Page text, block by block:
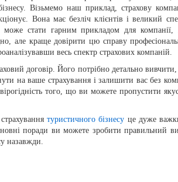
Візьмемо наш приклад, страхову
Вона має безліч клієнтів і великий
може стати гарним прикладом для
але краще довірити цю справу
весь спектр страхових компаній.
договір. Його потрібно детально
на ваше страхування і залишити вас без
того, що ви можете пропустити
туристичного бізнесу це дуже
поради ви можете зробити правильний
назавжди.